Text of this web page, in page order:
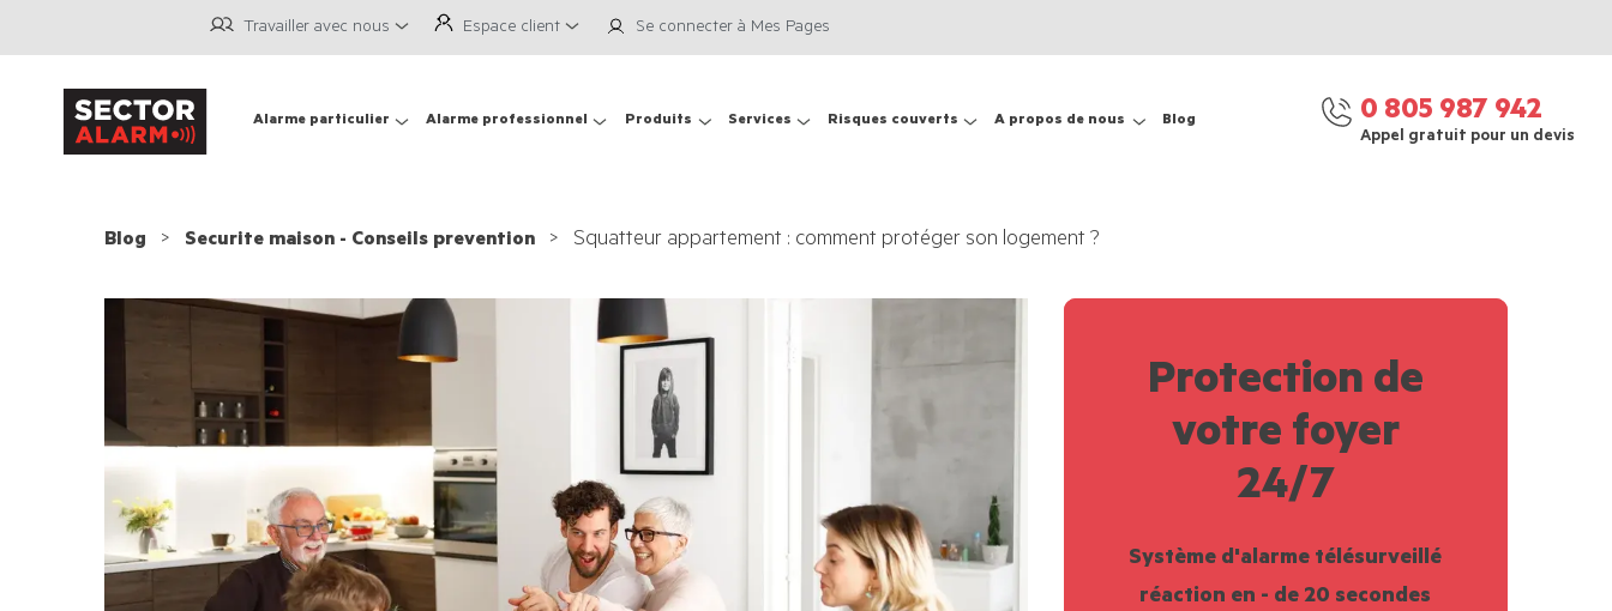
Alarme particulier Alarme professionnel Produits Services Risques couverts A propos de nous Blog 0 805 987 942
Appel gratuit pour un devis
Travailler avec nous Espace client Se connecter à Mes Pages
Blog Securite maison - Conseils prevention Squatteur appartement : comment protéger son logement ?
Protection de
votre foyer
24/7
Système d'alarme télésurveillé
réaction en - de 20 secondes